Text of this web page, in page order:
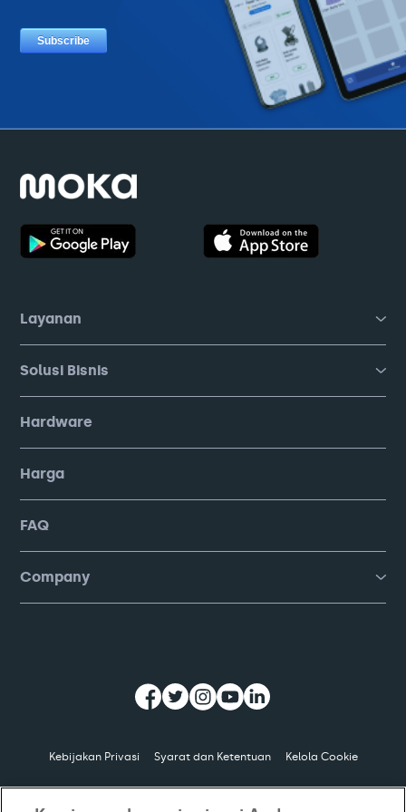
Layanan
Solusi Bisnis
Hardware
Harga
FAQ
Company
Kebijakan Privasi Syarat dan Ketentuan Kelola Cookie